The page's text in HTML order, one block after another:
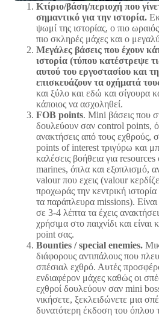
Κτίριο/βάση/περιοχή που
σημαντικό για την ιστορία.
ψωμί της ιστορίας, ο πιο
πιο σκληρές μάχες και ο
Μεγάλες βάσεις που έχουν
ιστορία (τύπου κατέστρεψε
αυτού του εργοστασίου και
επισκευάζουν τα οχήματά
και ξύλο και εδώ και σίγουρα
κάποιος να ασχοληθεί.
FOB points. Mini βάσεις που
δουλεύουν σαν control points,
ανακτήσεις από τους εχθρούς,
points of interest τριγύρω και
καλέσεις βοήθεια για
marines, όπλα και εξοπλισμό,
valour που εχεις (valour
προχωράς την κεντρική
τα παράπλευρα missions).
σε 3-4 λέπτα τα έχεις
χρήσιμα στο παιχνίδι και είναι
point σας.
Bounties / special enemies.
διάφορους αντιπάλους που
σπέσιαλ εχθρό. Αυτές
ενδιαφέρον μάχες καθώς οι
εχθροί δουλεύουν σαν mini
νικήσετε, ξεκλειδώνετε μια
δυνατότερη έκδοση του όπλου